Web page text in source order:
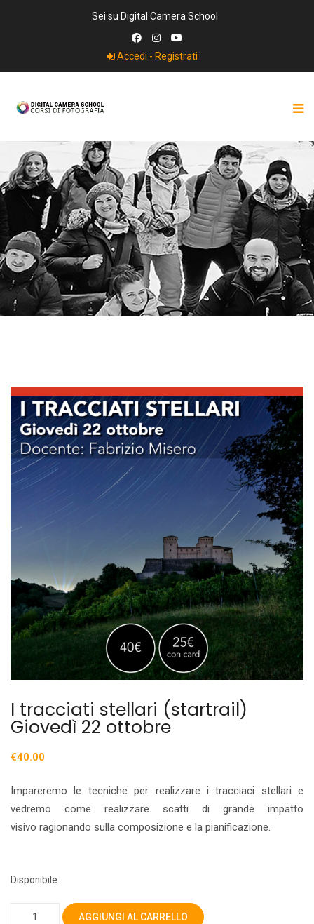
Sei su Digital Camera School
Accedi - Registrati
I tracciati stellari (startrail)
Giovedì 22 ottobre
€40.00
Impareremo le tecniche per realizzare i tracciaci stellari e
vedremo come realizzare scatti di grande impatto
visivo ragionando sulla composizione e la pianificazione.
Disponibile
AGGIUNGI AL CARRELLO